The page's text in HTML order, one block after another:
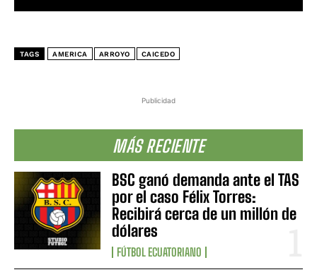
Publicidad
MÁS RECIENTE
BSC ganó demanda ante el TAS
por el caso Félix Torres:
Recibirá cerca de un millón de
dólares
FÚTBOL ECUATORIANO
TAGS AMERICA ARROYO CAICEDO